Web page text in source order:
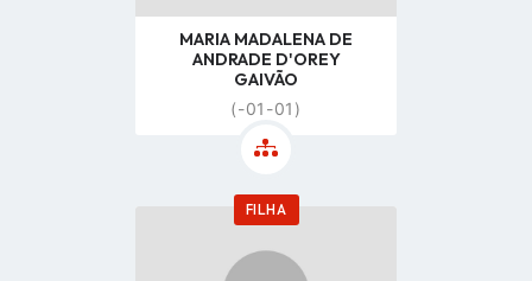
MARIA MADALENA DE
ANDRADE D'OREY
GAIVÃO
(-01-01)
FILHA
Go
profile